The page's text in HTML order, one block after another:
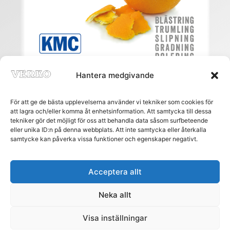
Hantera medgivande
För att ge de bästa upplevelserna använder vi tekniker som cookies för
att lagra och/eller komma åt enhetsinformation. Att samtycka till dessa
tekniker gör det möjligt för oss att behandla data såsom surfbeteende
eller unika ID:n på denna webbplats. Att inte samtycka eller återkalla
samtycke kan påverka vissa funktioner och egenskaper negativt.
Acceptera allt
Neka allt
Visa inställningar
Meny
PRENUMERERA
ANNONSERA
AGENTURREGISTRET
MÄSSOR
KONTAKT